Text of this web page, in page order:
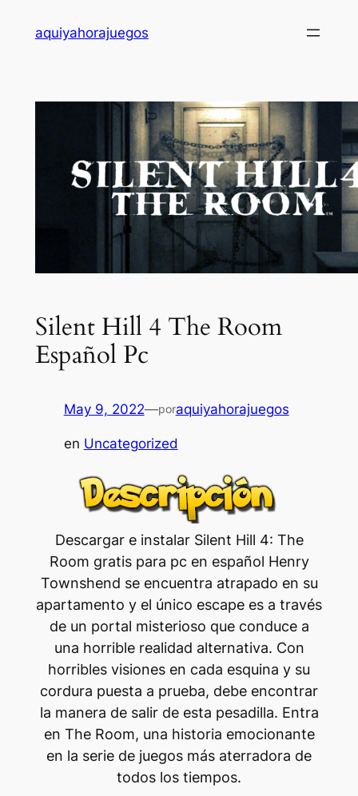
aquiyahorajuegos
Silent Hill 4 The Room
Español Pc
May 9, 2022—poraquiyahorajuegos
en Uncategorized
Descargar e instalar Silent Hill 4: The
Room gratis para pc en español Henry
Townshend se encuentra atrapado en su
apartamento y el único escape es a través
de un portal misterioso que conduce a
una horrible realidad alternativa. Con
horribles visiones en cada esquina y su
cordura puesta a prueba, debe encontrar
la manera de salir de esta pesadilla. Entra
en The Room, una historia emocionante
en la serie de juegos más aterradora de
todos los tiempos.